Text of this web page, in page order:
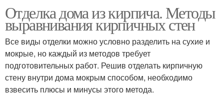
Отделка дома из кирпича. Методы
выравнивания кирпичных стен
Все виды отделки можно условно разделить на сухие и
мокрые, но каждый из методов требует
подготовительных работ. Решив отделать кирпичную
стену внутри дома мокрым способом, необходимо
взвесить плюсы и минусы этого метода.